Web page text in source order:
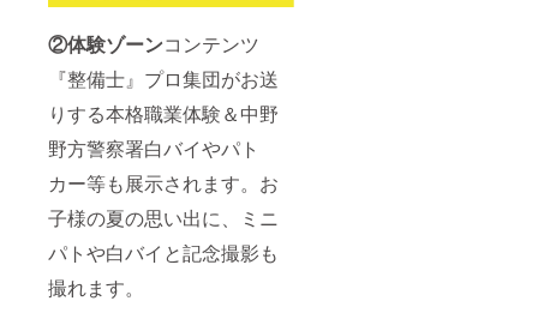
②体験ゾーンコンテンツ
『整備士』プロ集団がお送
りする本格職業体験＆中野
野方警察署白バイやパト
カー等も展示されます。お
子様の夏の思い出に、ミニ
パトや白バイと記念撮影も
撮れます。